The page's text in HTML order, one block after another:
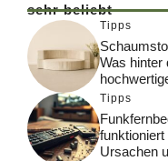
sehr beliebt
Tipps
Was hinter
Tipps
Ursachen